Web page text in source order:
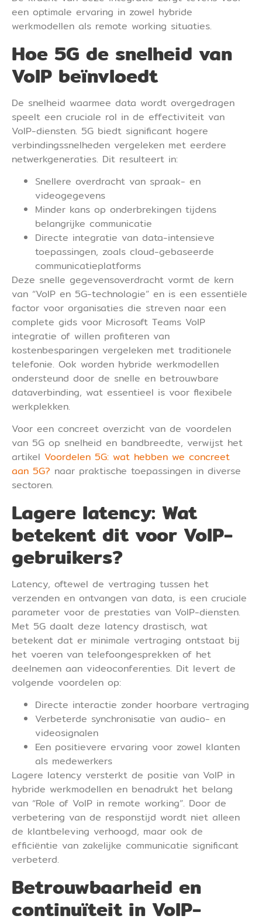
een optimale ervaring in zowel hybride
werkmodellen als remote working situaties.
Hoe 5G de snelheid van
VoIP beïnvloedt
De snelheid waarmee data wordt overgedragen
speelt een cruciale rol in de effectiviteit van
VoIP-diensten. 5G biedt significant hogere
verbindingssnelheden vergeleken met eerdere
netwerkgeneraties. Dit resulteert in:
Snellere overdracht van spraak- en
videogegevens
Minder kans op onderbrekingen tijdens
belangrijke communicatie
Directe integratie van data-intensieve
toepassingen, zoals cloud-gebaseerde
communicatieplatforms
Deze snelle gegevensoverdracht vormt de kern
van “VoIP en 5G-technologie” en is een essentiële
factor voor organisaties die streven naar een
complete gids voor Microsoft Teams VoIP
integratie of willen profiteren van
kostenbesparingen vergeleken met traditionele
telefonie. Ook worden hybride werkmodellen
ondersteund door de snelle en betrouwbare
dataverbinding, wat essentieel is voor flexibele
werkplekken.
Voor een concreet overzicht van de voordelen
van 5G op snelheid en bandbreedte, verwijst het
artikel Voordelen 5G: wat hebben we concreet
aan 5G? naar praktische toepassingen in diverse
sectoren.
Lagere latency: Wat
betekent dit voor VoIP-
gebruikers?
Latency, oftewel de vertraging tussen het
verzenden en ontvangen van data, is een cruciale
parameter voor de prestaties van VoIP-diensten.
Met 5G daalt deze latency drastisch, wat
betekent dat er minimale vertraging ontstaat bij
het voeren van telefoongesprekken of het
deelnemen aan videoconferenties. Dit levert de
volgende voordelen op:
Directe interactie zonder hoorbare vertraging
Verbeterde synchronisatie van audio- en
videosignalen
Een positievere ervaring voor zowel klanten
als medewerkers
Lagere latency versterkt de positie van VoIP in
hybride werkmodellen en benadrukt het belang
van “Role of VoIP in remote working”. Door de
verbetering van de responstijd wordt niet alleen
de klantbeleving verhoogd, maar ook de
efficiëntie van zakelijke communicatie significant
verbeterd.
Betrouwbaarheid en
continuïteit in VoIP-